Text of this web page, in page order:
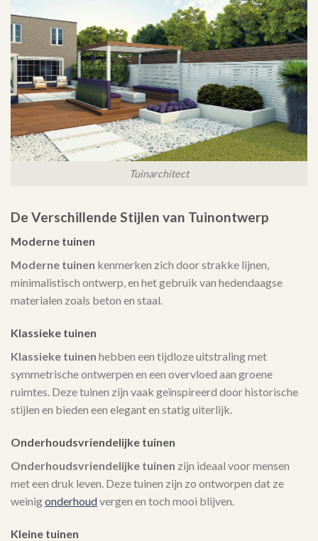
Tuinarchitect
De Verschillende Stijlen van Tuinontwerp
Moderne tuinen
Moderne tuinen kenmerken zich door strakke lijnen,
minimalistisch ontwerp, en het gebruik van hedendaagse
materialen zoals beton en staal.
Klassieke tuinen
Klassieke tuinen hebben een tijdloze uitstraling met
symmetrische ontwerpen en een overvloed aan groene
ruimtes. Deze tuinen zijn vaak geïnspireerd door historische
stijlen en bieden een elegant en statig uiterlijk.
Onderhoudsvriendelijke tuinen
Onderhoudsvriendelijke tuinen zijn ideaal voor mensen
met een druk leven. Deze tuinen zijn zo ontworpen dat ze
weinigonderhoudvergen en toch mooi blijven.
Kleine tuinen